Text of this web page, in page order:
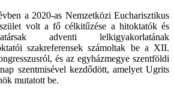
a 2020-as Nemzetközi Eucharisztikus
volt a fő célkitűzése a hitoktatók és
adventi lelkigyakorlatának
szakreferensek számoltak be a XII.
és az egyházmegye szentföldi
szentmisével kezdődött, amelyet Ugrits
mutatott be.